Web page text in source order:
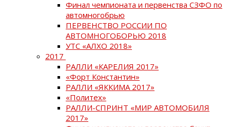
Финал чемпионата и первенства СЗФО по
автомногобрью
ПЕРВЕНСТВО РОССИИ ПО
АВТОМНОГОБОРЬЮ 2018
УТС «АЛХО 2018»
2017
РАЛЛИ «КАРЕЛИЯ 2017»
«Форт Константин»
РАЛЛИ «ЯККИМА 2017»
«Политех»
РАЛЛИ-СПРИНТ «МИР АВТОМОБИЛЯ
2017»